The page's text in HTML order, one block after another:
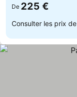
De 225 €
Consulter les prix de